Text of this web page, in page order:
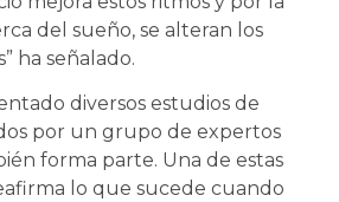
del sueño, se alteran los
ha señalado.
diversos estudios de
por un grupo de expertos
forma parte. Una de estas
lo que sucede cuando